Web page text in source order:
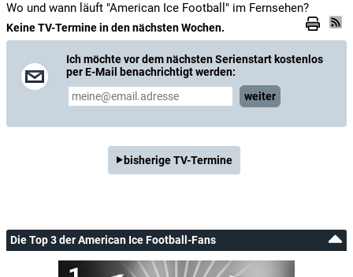
Wo und wann läuft "American Ice Football" im Fernsehen?
Keine TV-Termine in den nächsten Wochen.
Ich möchte vor dem nächsten Serienstart kostenlos
per E-Mail benachrichtigt werden:
weiter
bisherige TV-Termine
Die Top 3 der American Ice Football-Fans